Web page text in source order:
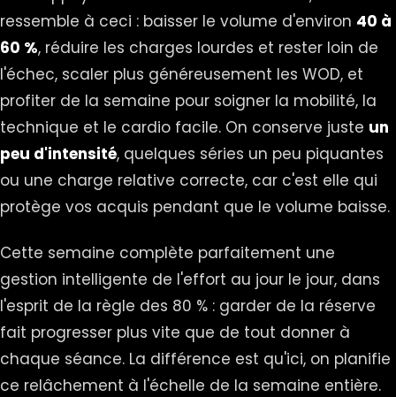
ressemble à ceci : baisser le volume d'environ 40 à
60 %, réduire les charges lourdes et rester loin de
l'échec, scaler plus généreusement les WOD, et
profiter de la semaine pour soigner la mobilité, la
technique et le cardio facile. On conserve juste un
peu d'intensité, quelques séries un peu piquantes
ou une charge relative correcte, car c'est elle qui
protège vos acquis pendant que le volume baisse.
Cette semaine complète parfaitement une
gestion intelligente de l'effort au jour le jour, dans
l'esprit de la règle des 80 % : garder de la réserve
fait progresser plus vite que de tout donner à
chaque séance. La différence est qu'ici, on planifie
ce relâchement à l'échelle de la semaine entière.